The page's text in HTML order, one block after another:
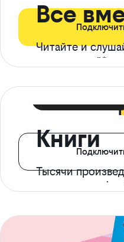
Все
Читайте и
ограничений*
Книги
Тысячи
с доступом